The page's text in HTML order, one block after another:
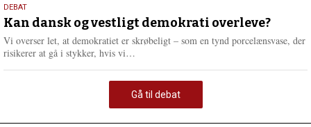
18.
maj
2026
DEBAT
Kan dansk og vestligt demokrati overleve?
Vi overser let, at demokratiet er skrøbeligt – som en tynd porcelænsvase, der
risikerer at gå i stykker, hvis vi…
m
e
Gå til debat